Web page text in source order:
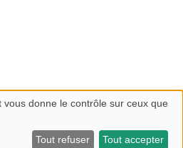
donne le contrôle sur ceux que
Tout refuser Tout accepter